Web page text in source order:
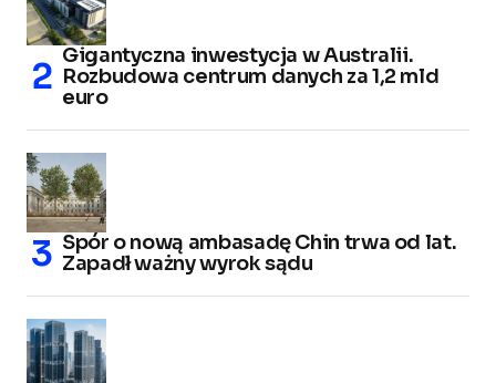
Gigantyczna inwestycja w Australii.
Rozbudowa centrum danych za 1,2 mld
euro
Spór o nową ambasadę Chin trwa od lat.
Zapadł ważny wyrok sądu